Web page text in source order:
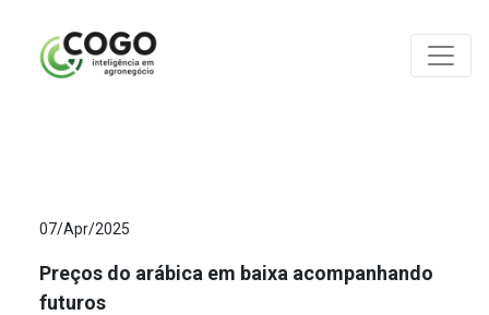
07/Apr/2025
Preços do arábica em baixa acompanhando
futuros